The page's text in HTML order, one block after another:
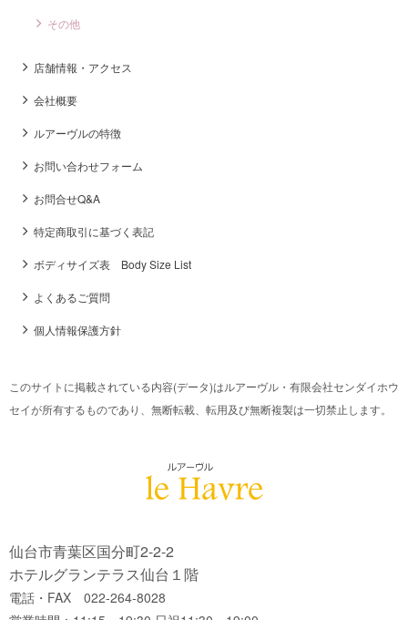
その他
店舗情報・アクセス
会社概要
ルアーヴルの特徴
お問い合わせフォーム
お問合せQ&A
特定商取引に基づく表記
ボディサイズ表 Body Size List
よくあるご質問
個人情報保護方針
このサイトに掲載されている内容(データ)はルアーヴル・有限会社センダイホウ
セイが所有するものであり、無断転載、転用及び無断複製は一切禁止します。
仙台市青葉区国分町2-2-2
ホテルグランテラス仙台１階
電話・FAX 022-264-8028